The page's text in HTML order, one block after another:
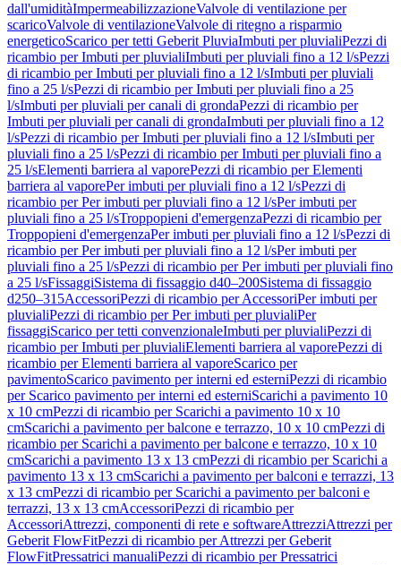
dall'umiditàImpermeabilizzazioneValvole di ventilazione per
scaricoValvole di ventilazioneValvole di ritegno a risparmio
energeticoScarico per tetti Geberit PluviaImbuti per pluvialiPezzi di
ricambio per Imbuti per pluvialiImbuti per pluviali fino a 12 l/sPezzi
di ricambio per Imbuti per pluviali fino a 12 l/sImbuti per pluviali
fino a 25 l/sPezzi di ricambio per Imbuti per pluviali fino a 25
l/sImbuti per pluviali per canali di grondaPezzi di ricambio per
Imbuti per pluviali per canali di grondaImbuti per pluviali fino a 12
l/sPezzi di ricambio per Imbuti per pluviali fino a 12 l/sImbuti per
pluviali fino a 25 l/sPezzi di ricambio per Imbuti per pluviali fino a
25 l/sElementi barriera al vaporePezzi di ricambio per Elementi
barriera al vaporePer imbuti per pluviali fino a 12 l/sPezzi di
ricambio per Per imbuti per pluviali fino a 12 l/sPer imbuti per
pluviali fino a 25 l/sTroppopieni d'emergenzaPezzi di ricambio per
Troppopieni d'emergenzaPer imbuti per pluviali fino a 12 l/sPezzi di
ricambio per Per imbuti per pluviali fino a 12 l/sPer imbuti per
pluviali fino a 25 l/sPezzi di ricambio per Per imbuti per pluviali fino
a 25 l/sFissaggiSistema di fissaggio d40–200Sistema di fissaggio
d250–315AccessoriPezzi di ricambio per AccessoriPer imbuti per
pluvialiPezzi di ricambio per Per imbuti per pluvialiPer
fissaggiScarico per tetti convenzionaleImbuti per pluvialiPezzi di
ricambio per Imbuti per pluvialiElementi barriera al vaporePezzi di
ricambio per Elementi barriera al vaporeScarico per
pavimentoScarico pavimento per interni ed esterniPezzi di ricambio
per Scarico pavimento per interni ed esterniScarichi a pavimento 10
x 10 cmPezzi di ricambio per Scarichi a pavimento 10 x 10
cmScarichi a pavimento per balcone e terrazzo, 10 x 10 cmPezzi di
ricambio per Scarichi a pavimento per balcone e terrazzo, 10 x 10
cmScarichi a pavimento 13 x 13 cmPezzi di ricambio per Scarichi a
pavimento 13 x 13 cmScarichi a pavimento per balconi e terrazzi, 13
x 13 cmPezzi di ricambio per Scarichi a pavimento per balconi e
terrazzi, 13 x 13 cmAccessoriPezzi di ricambio per
AccessoriAttrezzi, componenti di rete e softwareAttrezziAttrezzi per
Geberit FlowFitPezzi di ricambio per Attrezzi per Geberit
FlowFitPressatrici manualiPezzi di ricambio per Pressatrici